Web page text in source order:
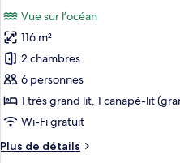
Grand
Ocean
Suite
les
photos
pour
ce
type
de
chambre :
Penthouse
Vue sur l’océan
116 m²
2 chambres
6 personnes
1 très grand lit, 1 canapé-lit
Wi-Fi gratuit
Plus de détails
Plus